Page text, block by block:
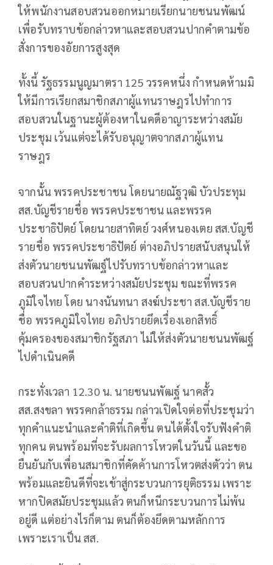
ให้พนักงานสอบสวนออกหมายเรียกนายชนนพัฒน์
เพื่อรับทราบข้อกล่าวหาและสอบสวนปากคำตามข้อ
สั่งการของอัยการสูงสุด
ทั้งนี้ รัฐธรรมนูญมาตรา 125 วรรคหนึ่ง กำหนดห้ามมิ
ให้มีการเรียกสมาชิกสภาผู้แทนราษฎรไปทำการ
สอบสวนในฐานะผู้ต้องหาในคดีอาญาระหว่างสมัย
ประชุม เว้นแต่จะได้รับอนุญาตจากสภาผู้แทน
ราษฎร
จากนั้น พรรคประชาชน โดยนายณัฐวุฒิ บัวประทุม
สส.บัญชีรายชื่อ พรรคประชาชน และพรรค
ประชาธิปัตย์ โดยนายสาทิตย์ วงศ์หนองเตย สส.บัญชี
รายชื่อ พรรคประชาธิปัตย์ ต่างอภิปรายสนับสนุนให้
ส่งตัวนายชนนพัฒฐ์ไปรับทราบข้อกล่าวหาและ
สอบสวนปากคำระหว่างสมัยประชุม ขณะที่พรรค
ภูมิใจไทย โดย นางนันทนา สงฆ์ประชา สส.บัญชีราย
ชื่อ พรรคภูมิใจไทย อภิปรายยึดเรื่องเอกสิทธิ์
คุ้มครองของสมาชิกรัฐสภา ไม่ให้ส่งตัวนายชนนพัฒฐ์
ไปดำเนินคดี
กระทั่งเวลา 12.30 น. นายชนนพัฒฐ์ นาคสั้ว
สส.สงขลา พรรคกล้าธรรม กล่าวเปิดใจต่อที่ประชุมว่า
ทุกคำแนะนำและคำติที่เกิดขึ้น ตนได้ตั้งใจรับฟังคำติ
ทุกคน ตนพร้อมที่จะรับผลการโหวตในวันนี้ และขอ
ยืนยันกับเพื่อนสมาชิกที่คัดค้านการโหวตส่งตัวว่า ตน
พร้อมและยินดีที่จะเข้าสู่กระบวนการยุติธรรม เพราะ
หากปิดสมัยประชุมแล้ว ตนก็หนีกระบวนการไม่พ้น
อยู่ดี แต่อย่างไรก็ตาม ตนก็ต้องยึดตามหลักการ
เพราะเราเป็น สส.